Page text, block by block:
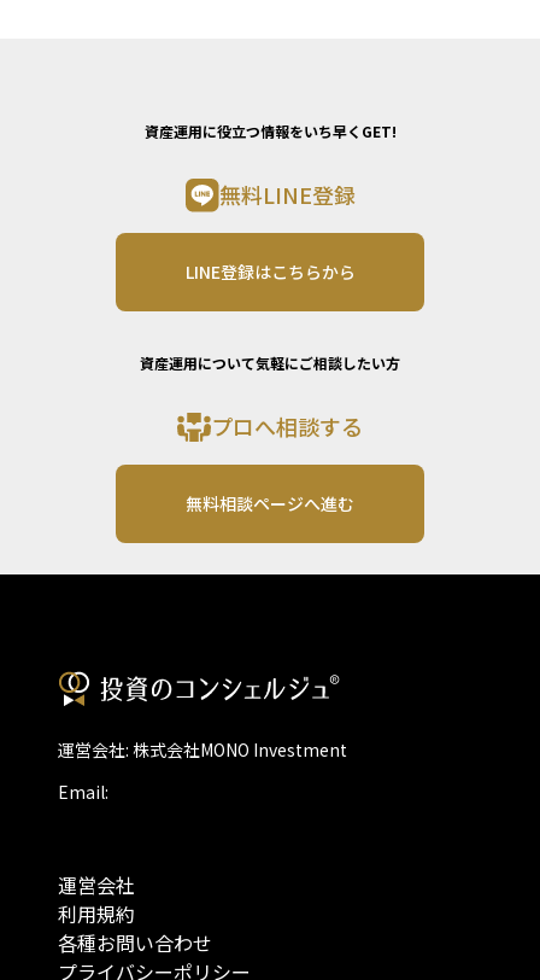
資産運用に役立つ情報をいち早くGET!
無料LINE登録
LINE登録はこちらから
資産運用について気軽にご相談したい方
プロへ相談する
無料相談ページへ進む
運営会社: 株式会社MONO Investment
Email:
運営会社
利用規約
各種お問い合わせ
プライバシーポリシー